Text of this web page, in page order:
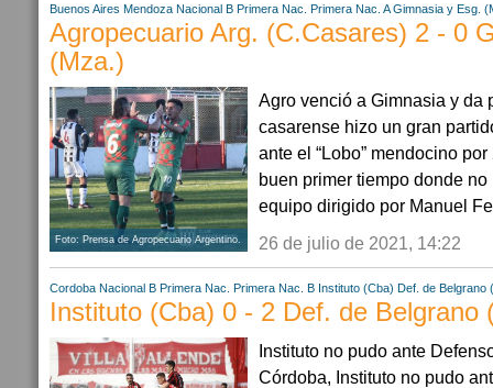
Buenos Aires Mendoza Nacional B Primera Nac. Primera Nac. A Gimnasia y Esg.
Agropecuario Arg. (C.Casares) 2 - 0
(Mza.)
Foto: Prensa de Agropecuario Argentino.
Agro venció a Gimnasia y da
casarense hizo un gran
ante el “Lobo” mendocino
buen primer tiempo donde
equipo dirigido por Manuel
26 de julio de 2021, 14:22
Cordoba Nacional B Primera Nac. Primera Nac. B Instituto (Cba) Def. de Belgrano
Instituto (Cba) 0 - 2 Def. de Belgrano
Instituto no pudo ante
Córdoba, Instituto no pudo